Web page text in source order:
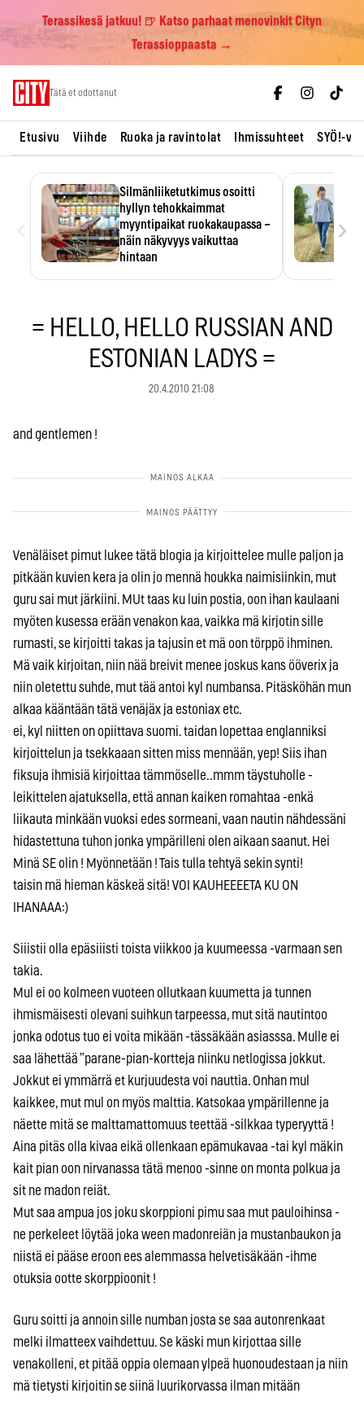
Terassikesä jatkuu! 🍺 Katso parhaat menovinkit Cityn
Terassioppaasta →
Tätä et odottanut
Etusivu Viihde Ruoka ja ravintolat Ihmissuhteet SYÖ!-
Silmänliiketutkimus osoitti
hyllyn tehokkaimmat
myyntipaikat ruokakaupassa –
näin näkyvyys vaikuttaa
hintaan
›
= HELLO, HELLO RUSSIAN AND
ESTONIAN LADYS =
20.4.2010 21:08
and gentlemen !
Venäläiset pimut lukee tätä blogia ja kirjoittelee mulle paljon ja
pitkään kuvien kera ja olin jo mennä houkka naimisiinkin, mut
guru sai mut järkiini. MUt taas ku luin postia, oon ihan kaulaani
myöten kusessa erään venakon kaa, vaikka mä kirjotin sille
rumasti, se kirjoitti takas ja tajusin et mä oon törppö ihminen.
Mä vaik kirjoitan, niin nää breivit menee joskus kans ööverix ja
niin oletettu suhde, mut tää antoi kyl numbansa. Pitäsköhän mun
alkaa kääntään tätä venäjäx ja estoniax etc.
ei, kyl niitten on opiittava suomi. taidan lopettaa englanniksi
kirjoittelun ja tsekkaaan sitten miss mennään, yep! Siis ihan
fiksuja ihmisiä kirjoittaa tämmöselle..mmm täystuholle -
leikittelen ajatuksella, että annan kaiken romahtaa -enkä
liikauta minkään vuoksi edes sormeani, vaan nautin nähdessäni
hidastettuna tuhon jonka ympärilleni olen aikaan saanut. Hei
Minä SE olin ! Myönnetään ! Tais tulla tehtyä sekin synti!
taisin mä hieman käskeä sitä! VOI KAUHEEEETA KU ON
IHANAAA:)
Siiistii olla epäsiiisti toista viikkoo ja kuumeessa -varmaan sen
takia.
Mul ei oo kolmeen vuoteen ollutkaan kuumetta ja tunnen
ihmismäisesti olevani suihkun tarpeessa, mut sitä nautintoo
jonka odotus tuo ei voita mikään -tässäkään asiasssa. Mulle ei
saa lähettää ”parane-pian-kortteja niinku netlogissa jokkut.
Jokkut ei ymmärrä et kurjuudesta voi nauttia. Onhan mul
kaikkee, mut mul on myös malttia. Katsokaa ympärillenne ja
näette mitä se malttamattomuus teettää -silkkaa typeryyttä !
Aina pitäs olla kivaa eikä ollenkaan epämukavaa -tai kyl mäkin
kait pian oon nirvanassa tätä menoo -sinne on monta polkua ja
sit ne madon reiät.
Mut saa ampua jos joku skorppioni pimu saa mut pauloihinsa -
ne perkeleet löytää joka ween madonreiän ja mustanbaukon ja
niistä ei pääse eroon ees alemmassa helvetisäkään -ihme
otuksia ootte skorppioonit !
Guru soitti ja annoin sille numban josta se saa autonrenkaat
melki ilmatteex vaihdettuu. Se käski mun kirjottaa sille
venakolleni, et pitää oppia olemaan ylpeä huonoudestaan ja niin
mä tietysti kirjoitin se siinä luurikorvassa ilman mitään